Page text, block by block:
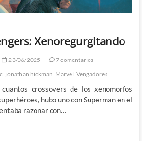
Xenoregurgitando
23/06/2025
7 comentarios
jonathan hickman Marvel Vengadores
crossovers de los xenomorfos
hubo uno con Superman en el
razonar con…